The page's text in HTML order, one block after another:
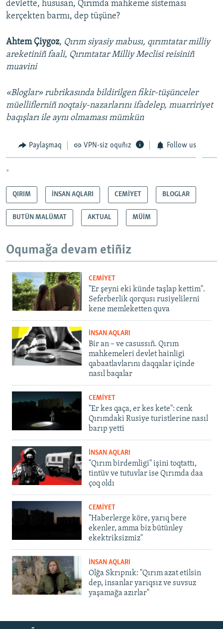
devlette, hususan, Qırımda mahkeme sisteması
kerçekten barmı, dep tüşüne?
Ahtem Çiygoz, Qırım siyasiy mabusı, qırımtatar milliy
areketiniñ faali, Qırımtatar Milliy Meclisi reisiniñ
muavini
«Bloglar» rubrikasında bildirilgen fikir-tüşünceler
müelliflerniñ noqtaiy-nazarlarını ifadelep, muarririyet
baqışları ile aynı olmaması mümkün
Paylaşmaq VPN-siz oquñız Follow us
*
QIRIM İNSAN AQLARI CEMİYET BLOGLAR
BUTÜN MALÜMAT AKTUAL MÜİM
Oqumağa devam etiñiz
CEMİYET
"Er şeyni eki künde taşlap kettim".
Seferberlik qorqusı rusiyelilerni
kene memleketten quva
İNSAN AQLARI
Bir an – ve casussıñ. Qırım
mahkemeleri devlet hainligi
qabaatlavlarını daqqalar içinde
nasıl baqalar
CEMİYET
"Er kes qaça, er kes kete": cenk
Qırımdaki Rusiye turistlerine nasıl
barıp yetti
İNSAN AQLARI
"Qırım birdemligi" işini toqtattı,
tintüv ve tutuvlar ise Qırımda daa
çoq oldı
CEMİYET
"Haberlerge köre, yarıq bere
ekenler, amma biz bütünley
ekektriksizmiz"
İNSAN AQLARI
Olğa Skrıpnık: "Qırım azat etilsin
dep, insanlar yarıqsız ve suvsuz
yaşamağa azırlar"